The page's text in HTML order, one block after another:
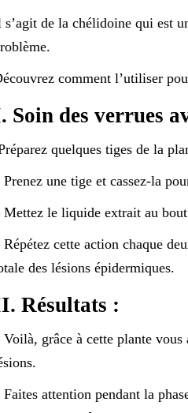
s’agit de la chélidoine qui est
comment l’utiliser
Soin des verrues
quelques tiges de la
Prenez une tige et cassez-la
Mettez le liquide extrait au
Répétez cette action chaque
des lésions épidermiques.
Résultats :
Voilà, grâce à cette plante
Faites attention pendant la